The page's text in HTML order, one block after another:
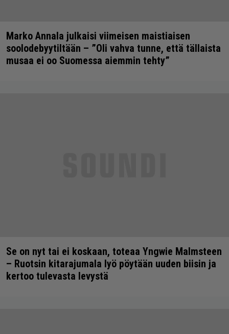
Marko Annala julkaisi viimeisen maistiaisen
soolodebyytiltään – ”Oli vahva tunne, että tällaista
musaa ei oo Suomessa aiemmin tehty”
Se on nyt tai ei koskaan, toteaa Yngwie Malmsteen
– Ruotsin kitarajumala lyö pöytään uuden biisin ja
kertoo tulevasta levystä